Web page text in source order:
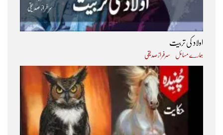
اولاد کی تربیت
ہمارے مسائل سرفراز صدیقی